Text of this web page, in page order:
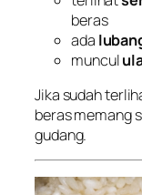
beras
ada
muncul
Jika sudah
beras memang
gudang.